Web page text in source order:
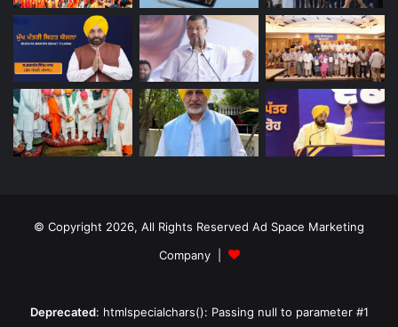
© Copyright 2026, All Rights Reserved Ad Space Marketing
Company |
Deprecated: htmlspecialchars(): Passing null to parameter #1